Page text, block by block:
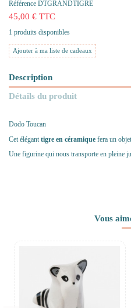
Référence DTGRANDTIGRE
45,00 € TTC
1 produits disponibles
Ajouter à ma liste de cadeaux
Description
Détails du produit
Dodo Toucan
Cet élégant tigre en céramique fera un
Une figurine qui nous transporte en pleine
Vous